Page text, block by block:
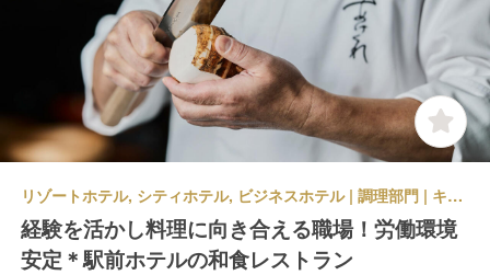
リゾートホテル, シティホテル, ビジネスホテル | 調理部門 | キッチンスタッフ | 東京イーストサイドホテル櫂会 日本料理 「あけくれ」
経験を活かし料理に向き合える職場！労働環境
安定＊駅前ホテルの和食レストラン